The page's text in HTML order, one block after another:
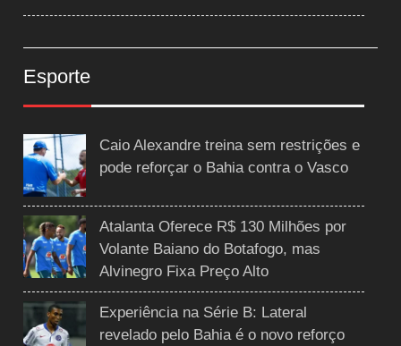
Esporte
Caio Alexandre treina sem restrições e
pode reforçar o Bahia contra o Vasco
Atalanta Oferece R$ 130 Milhões por
Volante Baiano do Botafogo, mas
Alvinegro Fixa Preço Alto
Experiência na Série B: Lateral
revelado pelo Bahia é o novo reforço